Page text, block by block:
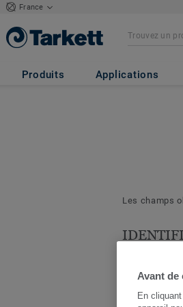
France
Produits Applications
Les champs
Les
cerner votre
Avant de
En